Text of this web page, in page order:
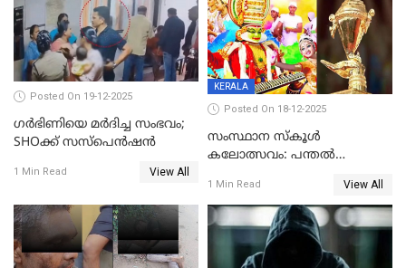
Posted On 19-12-2025
ഗര്‍ഭിണിയെ മർദിച്ച സംഭവം;
SHOക്ക് സസ്പെൻഷൻ
1 Min Read View All
KERALA
Posted On 18-12-2025
സംസ്ഥാന സ്കൂൾ
കലോത്സവം: പന്തൽ
1 Min Read View All